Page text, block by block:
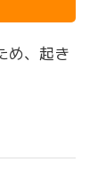
め、起き